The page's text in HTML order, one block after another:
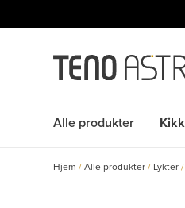
rett
Alle produkter
Hjem /Alle produkter / Lykter /